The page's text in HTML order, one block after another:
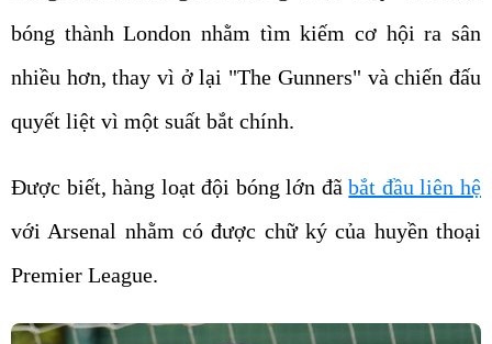
bóng thành London nhằm tìm kiếm cơ hội ra sân
nhiều hơn, thay vì ở lại "The Gunners" và chiến đấu
quyết liệt vì một suất bắt chính.
Được biết, hàng loạt đội bóng lớn đãbắt đầu liên hệ
với Arsenal nhằm có được chữ ký của huyền thoại
Premier League.